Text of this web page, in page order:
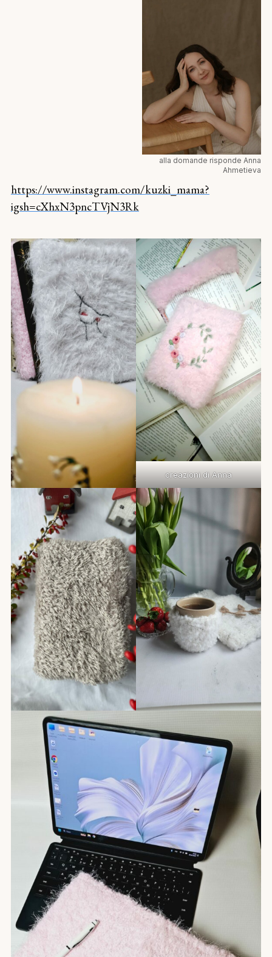
alla domande risponde Anna
Ahmetieva
https://www.instagram.com/kuzki_mama?
igsh=cXhxN3pncTVjN3Rk
creazioni di Anna